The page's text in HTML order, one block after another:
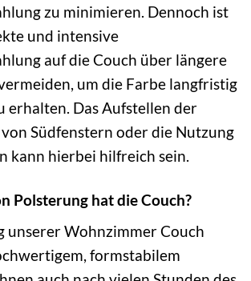
zu minimieren. Dennoch ist
und intensive
auf die Couch über längere
um die Farbe langfristig
erhalten. Das Aufstellen der
Südfenstern oder die Nutzung
kann hierbei hilfreich sein.
Polsterung hat die Couch?
unserer Wohnzimmer Couch
formstabilem